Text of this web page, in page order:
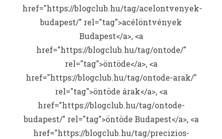
href="https://blogclub.hu/tag/acelontvenyek-
budapest/" rel="tag">acélöntvények
Budapest</a>, <a
href="https://blogclub.hu/tag/ontode/"
rel="tag">öntöde</a>, <a
href="https://blogclub.hu/tag/ontode-arak/"
rel="tag">öntöde árak</a>, <a
href="https://blogclub.hu/tag/ontode-
budapest/" rel="tag">öntöde Budapest</a>, <a
href="https://blogclub.hu/tag/precizios-